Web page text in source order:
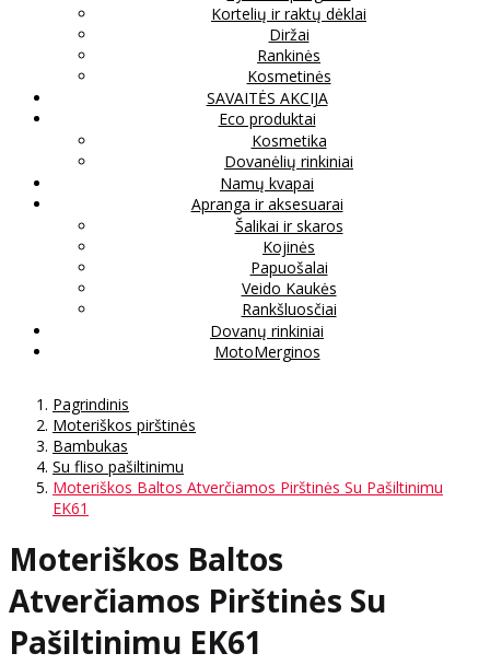
Kortelių ir raktų dėklai
Diržai
Rankinės
Kosmetinės
SAVAITĖS AKCIJA
Eco produktai
Kosmetika
Dovanėlių rinkiniai
Namų kvapai
Apranga ir aksesuarai
Šalikai ir skaros
Kojinės
Papuošalai
Veido Kaukės
Rankšluosčiai
Dovanų rinkiniai
MotoMerginos
Pagrindinis
Moteriškos pirštinės
Bambukas
Su fliso pašiltinimu
Moteriškos Baltos Atverčiamos Pirštinės Su Pašiltinimu
EK61
Moteriškos Baltos
Atverčiamos Pirštinės Su
Pašiltinimu EK61